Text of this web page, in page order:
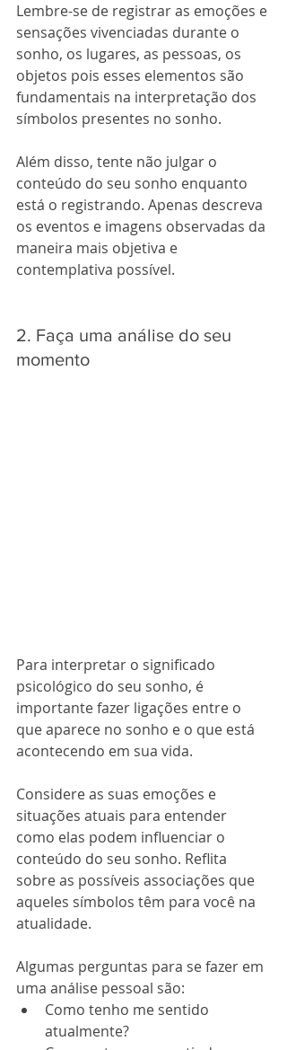
Lembre-se de registrar as emoções e
sensações vivenciadas durante o
sonho, os lugares, as pessoas, os
objetos pois esses elementos são
fundamentais na interpretação dos
símbolos presentes no sonho.
Além disso, tente não julgar o
conteúdo do seu sonho enquanto
está o registrando. Apenas descreva
os eventos e imagens observadas da
maneira mais objetiva e
contemplativa possível.
2. Faça uma análise do seu
momento
Para interpretar o significado
psicológico do seu sonho, é
importante fazer ligações entre o
que aparece no sonho e o que está
acontecendo em sua vida.
Considere as suas emoções e
situações atuais para entender
como elas podem influenciar o
conteúdo do seu sonho. Reflita
sobre as possíveis associações que
aqueles símbolos têm para você na
atualidade.
Algumas perguntas para se fazer em
uma análise pessoal são:
Como tenho me sentido
atualmente?